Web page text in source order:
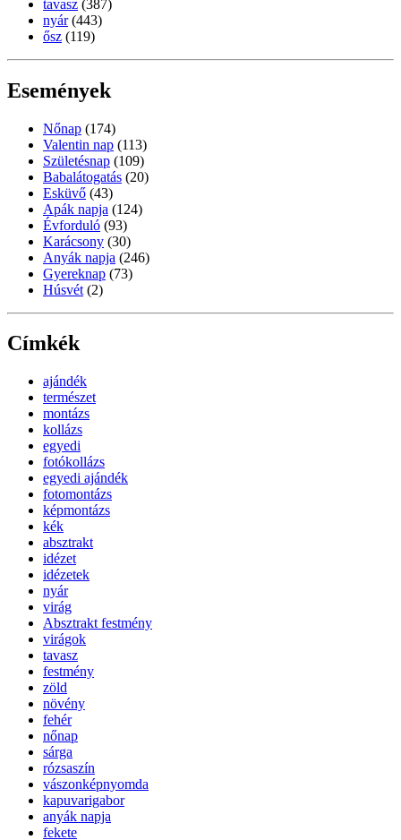
tavasz (387)
nyár (443)
ősz (119)
Események
Nőnap (174)
Valentin nap (113)
Születésnap (109)
Babalátogatás (20)
Esküvő (43)
Apák napja (124)
Évforduló (93)
Karácsony (30)
Anyák napja (246)
Gyereknap (73)
Húsvét (2)
Címkék
ajándék
természet
montázs
kollázs
egyedi
fotókollázs
egyedi ajándék
fotomontázs
képmontázs
kék
absztrakt
idézet
idézetek
nyár
virág
Absztrakt festmény
virágok
tavasz
festmény
zöld
növény
fehér
nőnap
sárga
rózsaszín
vászonképnyomda
kapuvarigabor
anyák napja
fekete